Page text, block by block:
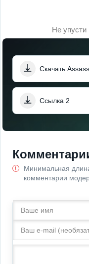
Не
Ссылка 2
Минимальная
комментарии